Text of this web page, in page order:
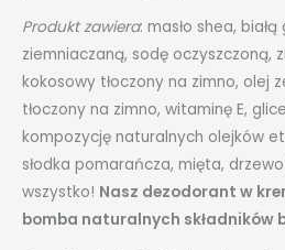
Produkt zawiera: masło shea,
ziemniaczaną, sodę oczyszczoną,
kokosowy tłoczony na zimno, olej
tłoczony na zimno, witaminę E,
kompozycję naturalnych olejków
słodka pomarańcza, mięta,
wszystko! Nasz dezodorant w
bomba naturalnych składników